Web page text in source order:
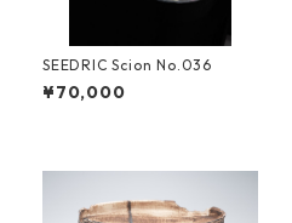
SEEDRIC Scion No.036
¥70,000